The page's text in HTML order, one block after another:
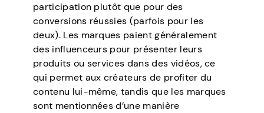
participation plutôt que pour des
conversions réussies (parfois pour les
deux). Les marques paient généralement
des influenceurs pour présenter leurs
produits ou services dans des vidéos, ce
qui permet aux créateurs de profiter du
contenu lui-même, tandis que les marques
sont mentionnées d’une manière